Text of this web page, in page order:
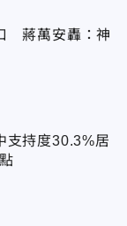
蔣萬安轟：神
支持度30.3%居